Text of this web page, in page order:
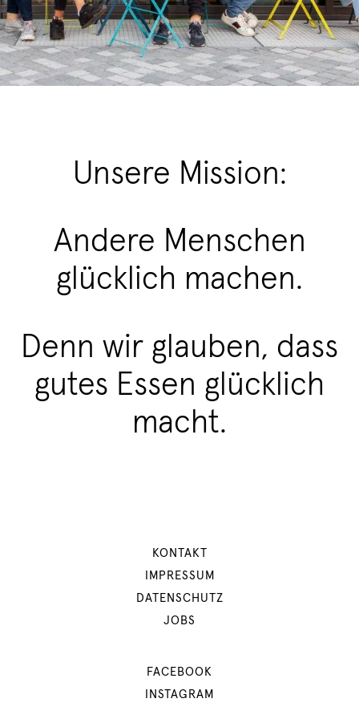
Unsere Mission:
Andere Menschen
glücklich machen.
Denn wir glauben, dass
gutes Essen glücklich
macht.
KONTAKT
IMPRESSUM
DATENSCHUTZ
JOBS
FACEBOOK
INSTAGRAM